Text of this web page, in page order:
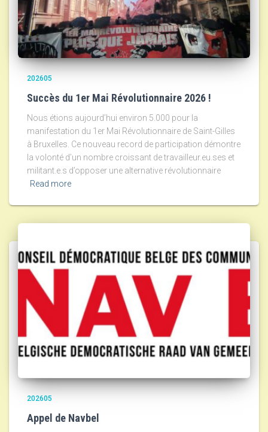
202605
Succès du 1er Mai Révolutionnaire 2026 !
Nous étions aujourd’hui environ 5.000 pour la
manifestation du 1er Mai Révolutionnaire de Saint-Gilles
à Bruxelles. Ce nouveau record de participation démontre
la volonté d’un nombre croissant de travailleur.eu.ses et
militant.e.s d’opposer une alternative révolutionnaire
Read more
202605
Appel de Navbel